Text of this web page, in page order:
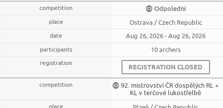
Odpolední
Ostrava / Czech Republic
Aug 26, 2026 - Aug 26, 2026
10 archers
REGISTRATION CLOSED
92. mistrovství ČR dospělých RL +
KL v terčové lukostřelbě